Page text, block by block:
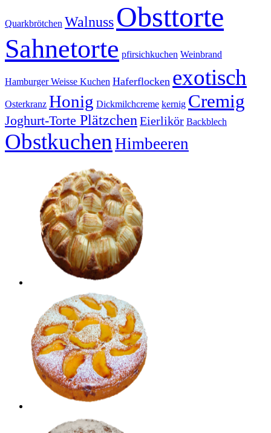
Quarkbrötchen Walnuss Obsttorte
Sahnetorte pfirsichkuchen Weinbrand
Hamburger Weisse Kuchen Haferflocken exotisch
Osterkranz Honig Dickmilchcreme kernig Cremig
Joghurt-Torte Plätzchen Eierlikör Backblech
Obstkuchen Himbeeren